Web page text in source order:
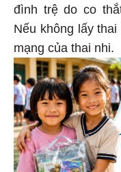
đình trệ do co
Nếu không lấy
mạng của thai nhi.